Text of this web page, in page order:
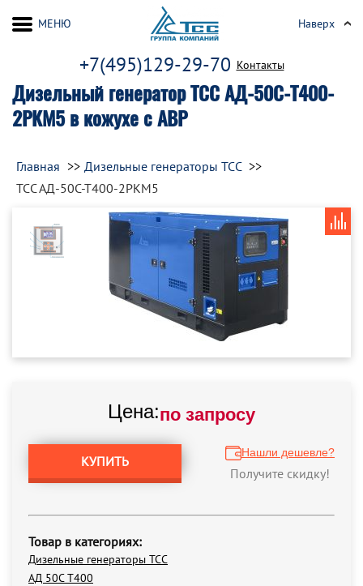
Дизельный генератор ТСС АД-50С-Т400-
2РКМ5 в кожухе с АВР
+7(495)129-29-70 Контакты
МЕНЮ Наверх
Главная
Дизельные генераторы ТСС
ТСС АД-50С-Т400-2РКМ5
Цена:по запросу
КУПИТЬ
Нашли дешевле?
Получите скидку!
Товар в категориях:
Дизельные генераторы ТСС
АД 50С Т400